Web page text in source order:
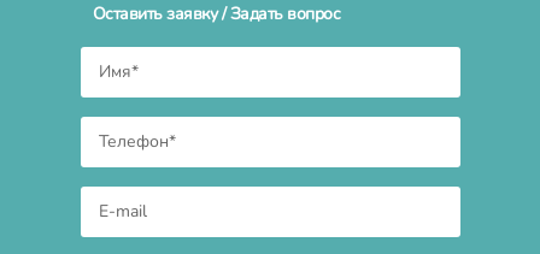
Оставить заявку / Задать вопрос